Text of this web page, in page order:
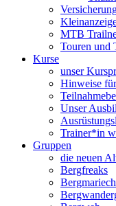
MTB
Touren und
Kurse
unser
Hinweise
Unser
Trainer*in
Gruppen
die neuen
Bergfreaks